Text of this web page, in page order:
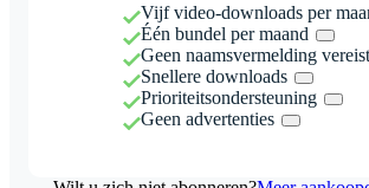
Vijf video-downloads per
Één bundel per maand
Geen naamsvermelding vereist
Snellere downloads
Prioriteitsondersteuning
Geen advertenties